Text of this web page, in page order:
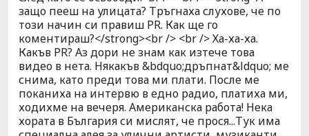
защо пееш на улицата? Тръгнаха слухове, че по
този начин си правиш PR. Как ще го
коментираш?</strong><br /> <br /> Ха-ха-ха.
Какъв PR? Аз дори не знам как изтече това
видео в нета. Някакъв &bdquo;дръпнат&ldquo; ме
снима, като преди това ми плати. После ме
поканиха на интервю в едно радио, платиха ми,
ходихме на вечеря. Американска работа! Нека
хората в България си мислят, че прося...Тук има